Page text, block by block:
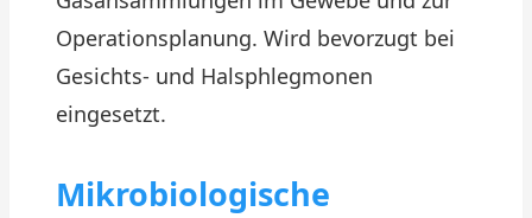
Operationsplanung. Wird bevorzugt bei
Gesichts- und Halsphlegmonen
eingesetzt.
Mikrobiologische